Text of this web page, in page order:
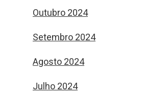
Outubro 2024
Setembro 2024
Agosto 2024
Julho 2024